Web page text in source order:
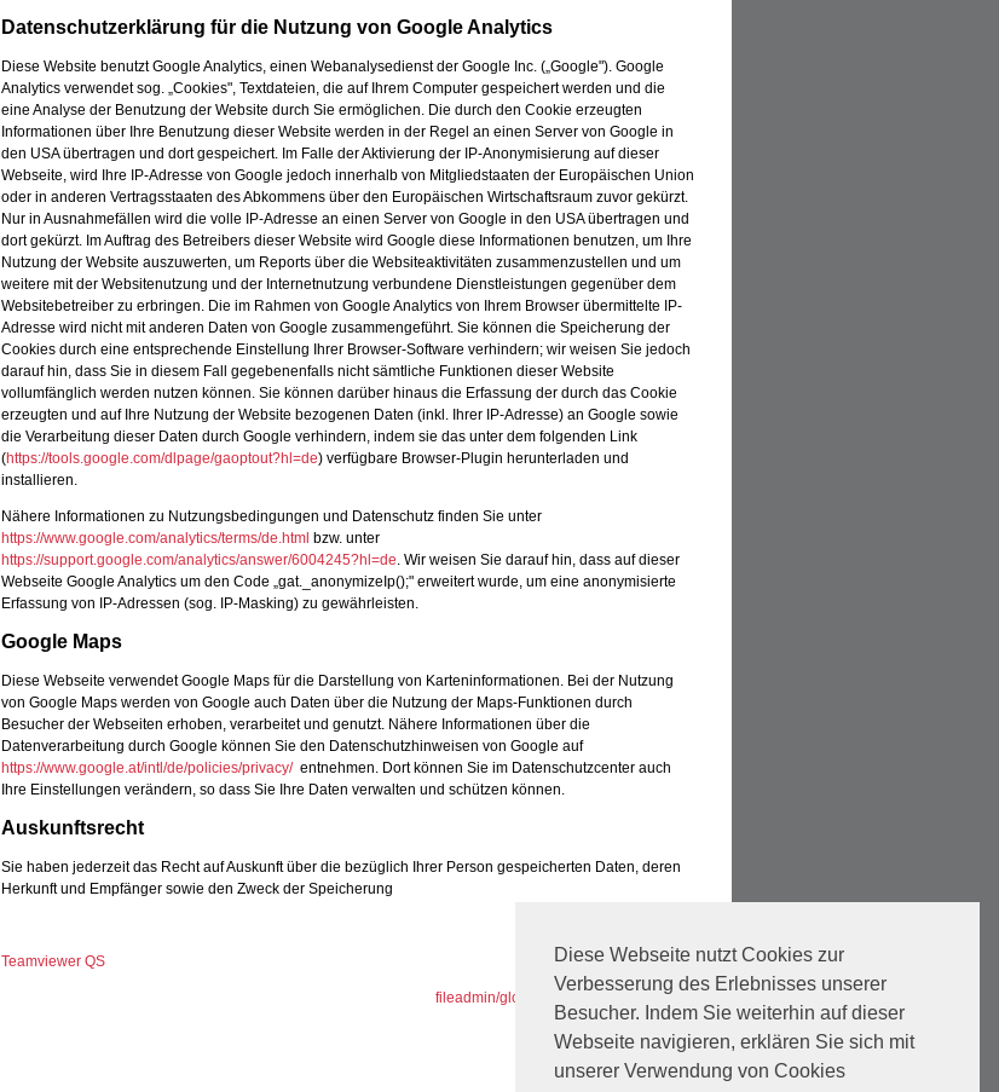
Diese Webseite nutzt Cookies zur
Verbesserung des Erlebnisses unserer
Besucher. Indem Sie weiterhin auf dieser
Webseite navigieren, erklären Sie sich mit
unserer Verwendung von Cookies
Datenschutzerklärung für die Nutzung von Google Analytics
Diese Website benutzt Google Analytics, einen Webanalysedienst der Google Inc. („Google"). Google
Analytics verwendet sog. „Cookies", Textdateien, die auf Ihrem Computer gespeichert werden und die
eine Analyse der Benutzung der Website durch Sie ermöglichen. Die durch den Cookie erzeugten
Informationen über Ihre Benutzung dieser Website werden in der Regel an einen Server von Google in
den USA übertragen und dort gespeichert. Im Falle der Aktivierung der IP-Anonymisierung auf dieser
Webseite, wird Ihre IP-Adresse von Google jedoch innerhalb von Mitgliedstaaten der Europäischen Union
oder in anderen Vertragsstaaten des Abkommens über den Europäischen Wirtschaftsraum zuvor gekürzt.
Nur in Ausnahmefällen wird die volle IP-Adresse an einen Server von Google in den USA übertragen und
dort gekürzt. Im Auftrag des Betreibers dieser Website wird Google diese Informationen benutzen, um Ihre
Nutzung der Website auszuwerten, um Reports über die Websiteaktivitäten zusammenzustellen und um
weitere mit der Websitenutzung und der Internetnutzung verbundene Dienstleistungen gegenüber dem
Websitebetreiber zu erbringen. Die im Rahmen von Google Analytics von Ihrem Browser übermittelte IP-
Adresse wird nicht mit anderen Daten von Google zusammengeführt. Sie können die Speicherung der
Cookies durch eine entsprechende Einstellung Ihrer Browser-Software verhindern; wir weisen Sie jedoch
darauf hin, dass Sie in diesem Fall gegebenenfalls nicht sämtliche Funktionen dieser Website
vollumfänglich werden nutzen können. Sie können darüber hinaus die Erfassung der durch das Cookie
erzeugten und auf Ihre Nutzung der Website bezogenen Daten (inkl. Ihrer IP-Adresse) an Google sowie
die Verarbeitung dieser Daten durch Google verhindern, indem sie das unter dem folgenden Link
(https://tools.google.com/dlpage/gaoptout?hl=de) verfügbare Browser-Plugin herunterladen und
installieren.
Nähere Informationen zu Nutzungsbedingungen und Datenschutz finden Sie unter
https://www.google.com/analytics/terms/de.html bzw. unter
https://support.google.com/analytics/answer/6004245?hl=de. Wir weisen Sie darauf hin, dass auf dieser
Webseite Google Analytics um den Code „gat._anonymizeIp();" erweitert wurde, um eine anonymisierte
Erfassung von IP-Adressen (sog. IP-Masking) zu gewährleisten.
Google Maps
Diese Webseite verwendet Google Maps für die Darstellung von Karteninformationen. Bei der Nutzung
von Google Maps werden von Google auch Daten über die Nutzung der Maps-Funktionen durch
Besucher der Webseiten erhoben, verarbeitet und genutzt. Nähere Informationen über die
Datenverarbeitung durch Google können Sie den Datenschutzhinweisen von Google auf
https://www.google.at/intl/de/policies/privacy/entnehmen. Dort können Sie im Datenschutzcenter auch
Ihre Einstellungen verändern, so dass Sie Ihre Daten verwalten und schützen können.
Auskunftsrecht
Sie haben jederzeit das Recht auf Auskunft über die bezüglich Ihrer Person gespeicherten Daten, deren
Herkunft und Empfänger sowie den Zweck der Speicherung
Teamviewer QS
fileadmin/global/TeamViewerQS_de.zip